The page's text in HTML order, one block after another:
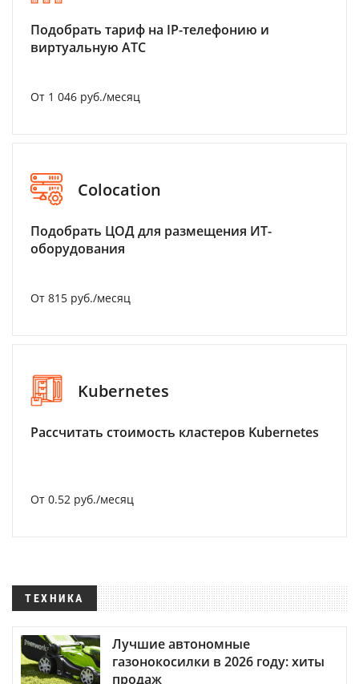
Подобрать тариф на IP-телефонию и
виртуальную АТС
От 1 046 руб./месяц
Colocation
Подобрать ЦОД для размещения ИТ-
оборудования
От 815 руб./месяц
Kubernetes
Рассчитать стоимость кластеров Kubernetes
От 0.52 руб./месяц
ТЕХНИКА
Лучшие автономные
газонокосилки в 2026 году: хиты
продаж